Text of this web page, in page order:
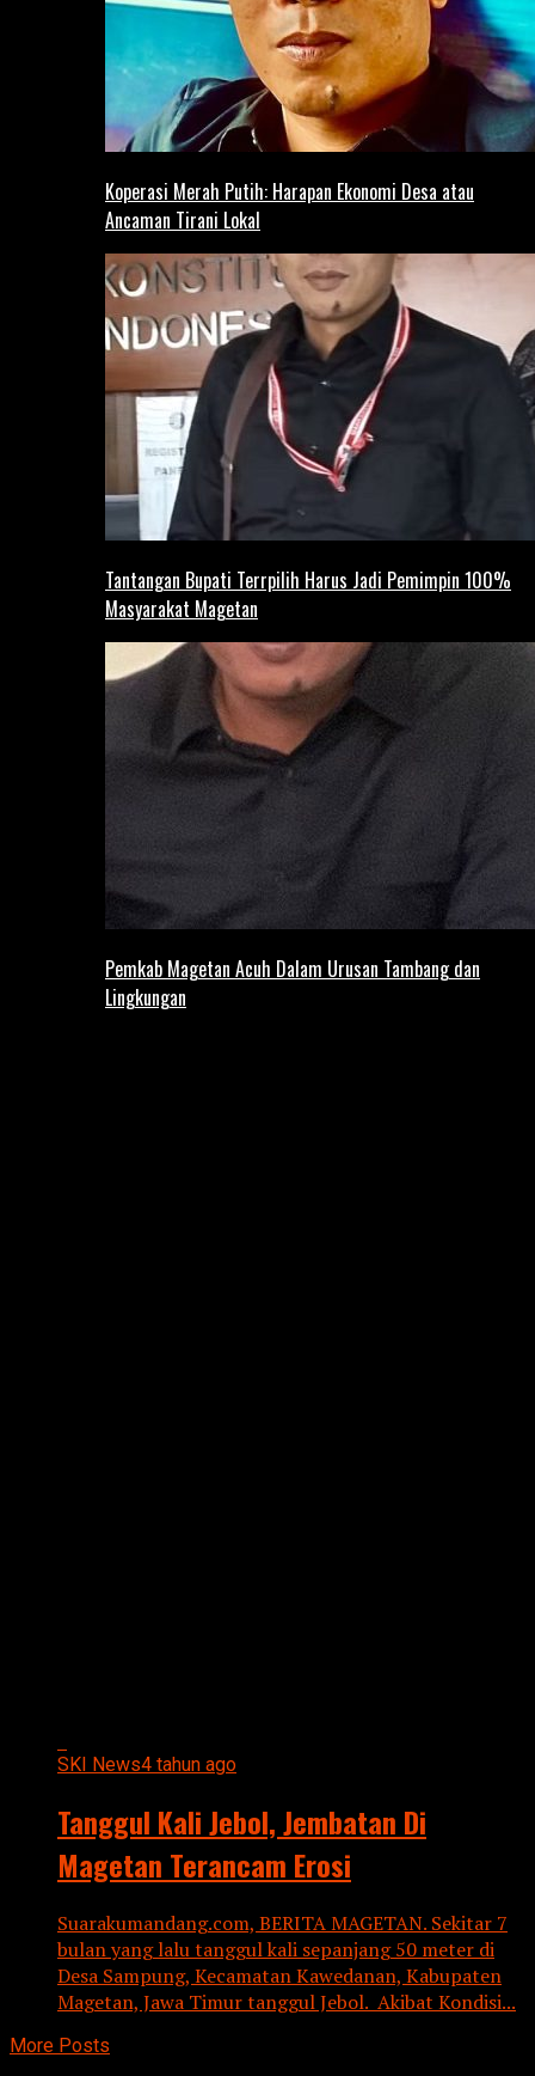
Koperasi Merah Putih: Harapan Ekonomi Desa atau
Ancaman Tirani Lokal
Tantangan Bupati Terrpilih Harus Jadi Pemimpin 100%
Masyarakat Magetan
Pemkab Magetan Acuh Dalam Urusan Tambang dan
Lingkungan
SKI News4 tahun ago
Tanggul Kali Jebol, Jembatan Di
Magetan Terancam Erosi
Suarakumandang.com, BERITA MAGETAN. Sekitar 7
bulan yang lalu tanggul kali sepanjang 50 meter di
Desa Sampung, Kecamatan Kawedanan, Kabupaten
Magetan, Jawa Timur tanggul Jebol. Akibat Kondisi...
More Posts